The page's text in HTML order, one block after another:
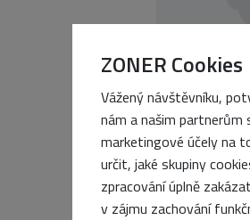
ZONER Cookies
Vážený návštěvníku,
nám a našim
marketingové účely na
určit, jaké skupiny
zpracování úplně
v zájmu zachování
NEJNOVĚJŠÍ